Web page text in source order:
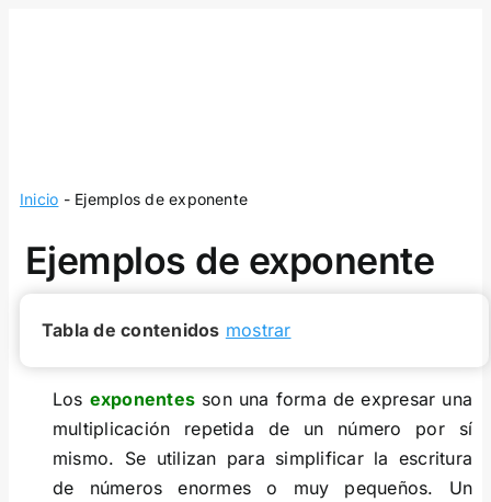
Inicio - Ejemplos de exponente
Ejemplos de exponente
Tabla de contenidos mostrar
Los exponentes son una forma de expresar una
multiplicación repetida de un número por sí
mismo. Se utilizan para simplificar la escritura
de números enormes o muy pequeños. Un